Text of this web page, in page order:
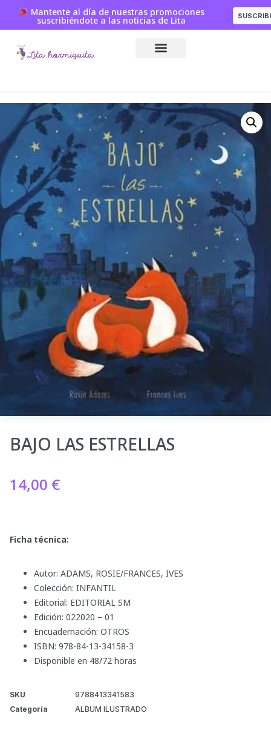
Mantente al día de nuestras promociones
suscribiéndote a las noticias de Lita
BAJO LAS ESTRELLAS
14,00 €
Ficha técnica:
Autor: ADAMS, ROSIE/FRANCES, IVES
Colección: INFANTIL
Editorial: EDITORIAL SM
Edición: 022020 – 01
Encuadernación: OTROS
ISBN: 978-84-13-34158-3
Disponible en 48/72 horas
SKU
9788413341583
Categoría
ALBUM ILUSTRADO